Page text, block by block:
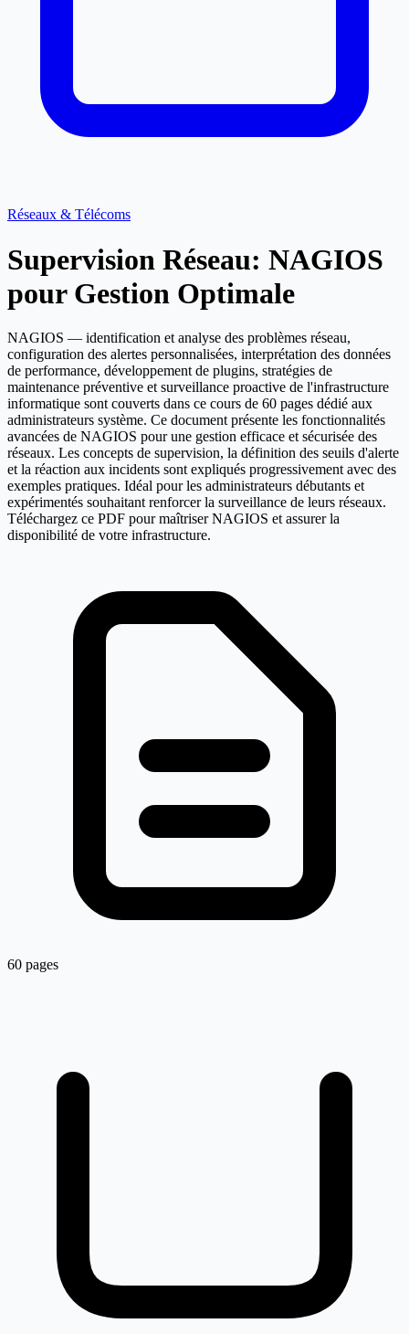
Réseaux & Télécoms
Supervision Réseau: NAGIOS
pour Gestion Optimale
NAGIOS — identification et analyse des problèmes réseau,
configuration des alertes personnalisées, interprétation des données
de performance, développement de plugins, stratégies de
maintenance préventive et surveillance proactive de l'infrastructure
informatique sont couverts dans ce cours de 60 pages dédié aux
administrateurs système. Ce document présente les fonctionnalités
avancées de NAGIOS pour une gestion efficace et sécurisée des
réseaux. Les concepts de supervision, la définition des seuils d'alerte
et la réaction aux incidents sont expliqués progressivement avec des
exemples pratiques. Idéal pour les administrateurs débutants et
expérimentés souhaitant renforcer la surveillance de leurs réseaux.
Téléchargez ce PDF pour maîtriser NAGIOS et assurer la
disponibilité de votre infrastructure.
60 pages